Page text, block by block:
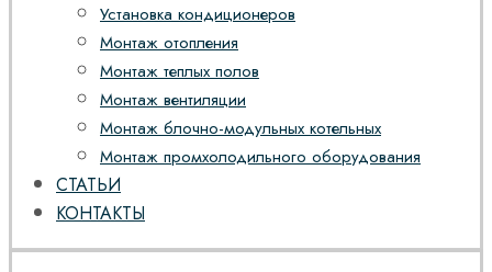
Установка кондиционеров
Монтаж отопления
Монтаж теплых полов
Монтаж вентиляции
Монтаж блочно-модульных котельных
Монтаж промхолодильного оборудования
СТАТЬИ
КОНТАКТЫ